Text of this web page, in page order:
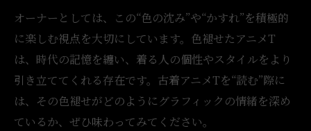
オーナーとしては、この“色の沈み”や“かすれ”を積極的
に楽しむ視点を大切にしています。色褪せたアニメT
は、時代の記憶を纏い、着る人の個性やスタイルをより
引き立ててくれる存在です。古着アニメTを“読む”際に
は、その色褪せがどのようにグラフィックの情緒を深め
ているか、ぜひ味わってみてください。